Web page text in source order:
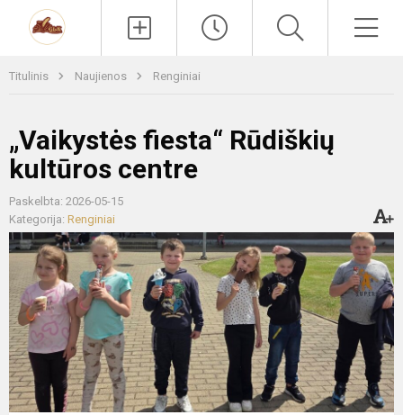
Titulinis Naujienos Renginiai
„Vaikystės fiesta“ Rūdiškių
kultūros centre
Paskelbta: 2026-05-15
Kategorija: Renginiai